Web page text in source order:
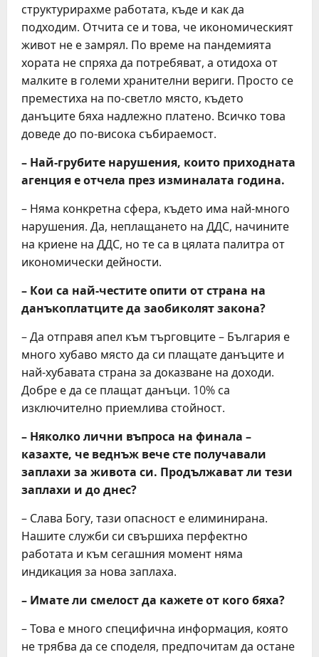
структурирахме работата, къде и как да
подходим. Отчита се и това, че икономическият
живот не е замрял. По време на пандемията
хората не спряха да потребяват, а отидоха от
малките в големи хранителни вериги. Просто се
преместиха на по-светло място, където
данъците бяха надлежно платено. Всичко това
доведе до по-висока събираемост.
– Най-грубите нарушения, които приходната
агенция е отчела през изминалата година.
– Няма конкретна сфера, където има най-много
нарушения. Да, неплащането на ДДС, начините
на криене на ДДС, но те са в цялата палитра от
икономически дейности.
– Кои са най-честите опити от страна на
данъкоплатците да заобиколят закона?
– Да отправя апел към търговците – България е
много хубаво място да си плащате данъците и
най-хубавата страна за доказване на доходи.
Добре е да се плащат данъци. 10% са
изключително приемлива стойност.
– Няколко лични въпроса на финала –
казахте, че веднъж вече сте получавали
заплахи за живота си. Продължават ли тези
заплахи и до днес?
– Слава Богу, тази опасност е елиминирана.
Нашите служби си свършиха перфектно
работата и към сегашния момент няма
индикация за нова заплаха.
– Имате ли смелост да кажете от кого бяха?
– Това е много специфична информация, която
не трябва да се споделя, предпочитам да остане